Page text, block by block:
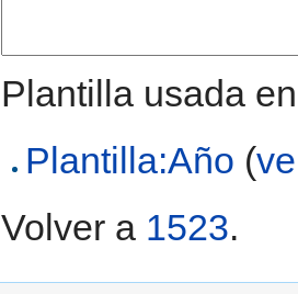
Plantilla usada
Plantilla:Año (
Volver a 1523.